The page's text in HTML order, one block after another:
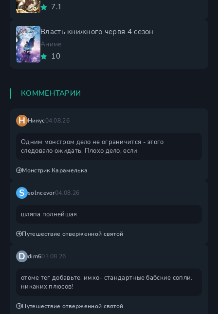
7.1
Власть книжного червя 4 сезон
Аниме
10
КОММЕНТАРИИ
Н Никус04.08.26
Одним монстром дело не ограничится - этого
следовало ожидать. Плохо дело, если
Монстрик Карамелька
S solncevor04.08.26
шляпа полнейшая
Путешествие отверженной святой
D dim603.08.26
отоме тег добавьте. имхо- стандартные бабские сопли.
никаких плюсов!
Путешествие отверженной святой